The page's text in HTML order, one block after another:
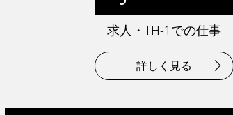
求人・TH-1での仕事
詳しく見る